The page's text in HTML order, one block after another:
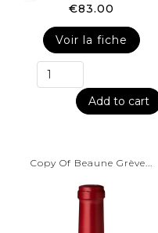
€83.00
Voir la fiche
Add to cart
Copy Of Beaune Grève...